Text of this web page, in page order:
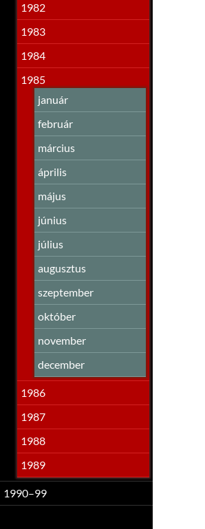
1982
1983
1984
1985
január
február
március
április
május
június
július
augusztus
szeptember
október
november
december
1986
1987
1988
1989
1990–99